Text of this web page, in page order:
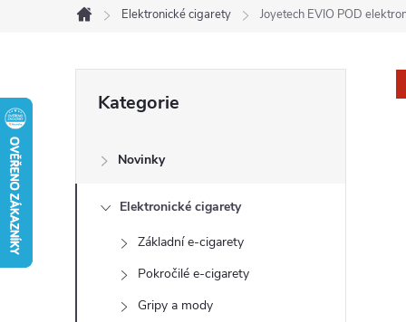
Domů
Elektronické cigarety Joyetech EVIO POD
s
kategorie
Kategorie
Novinky
Elektronické cigarety
Základní e-cigarety
Pokročilé e-cigarety
Gripy a mody